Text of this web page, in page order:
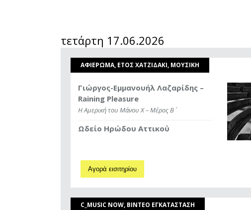
τετάρτη 17.06.2026
ΑΦΙΕΡΩΜΑ, ΕΤΟΣ ΧΑΤΖΙΔΑΚΙ, ΜΟΥΣΙΚΗ
Γιώργος-Εμμανουήλ Λαζαρίδης –
Raining Pleasure
Η Αμερική του Μάνου Χ – Μέρος B΄
Ωδείο Ηρώδου Αττικού
Αγορά εισιτηρίου
C_MUSIC NOW, ΒΙΝΤΕΟ ΕΓΚΑΤΑΣΤΑΣΗ